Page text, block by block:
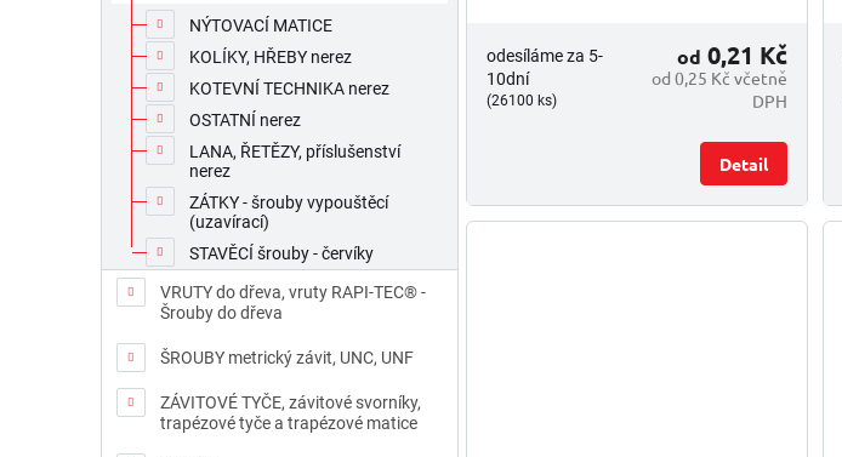
NÝTOVACÍ MATICE
KOLÍKY, HŘEBY nerez
KOTEVNÍ TECHNIKA nerez
OSTATNÍ nerez
LANA, ŘETĚZY, příslušenství
nerez
ZÁTKY - šrouby vypouštěcí
(uzavírací)
STAVĚCÍ šrouby - červíky
VRUTY do dřeva, vruty RAPI-TEC® -
Šrouby do dřeva
ŠROUBY metrický závit, UNC, UNF
ZÁVITOVÉ TYČE, závitové svorníky,
trapézové tyče a trapézové matice
odesíláme za 5-
10dní
(26100 ks)
od 0,25 Kč včetně
DPH
od 0,21 Kč
Detail